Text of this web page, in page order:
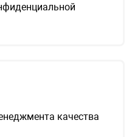
качества